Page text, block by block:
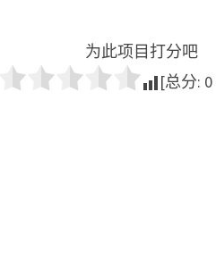
为此项目打分吧
[总分: 0